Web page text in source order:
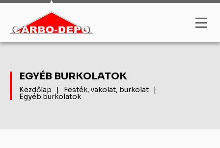
EGYÉB BURKOLATOK
Kezdőlap | Festék, vakolat, burkolat |
Egyéb burkolatok